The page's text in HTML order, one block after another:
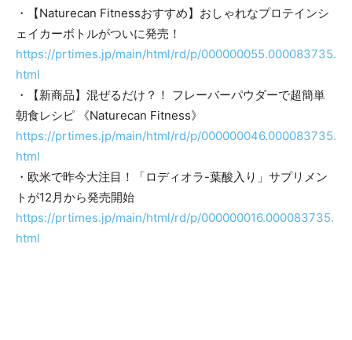
・【Naturecan Fitnessおすすめ】おしゃれなプロテインシ
ェイカーボトルがついに発売！
https://prtimes.jp/main/html/rd/p/000000055.000083735.
html
・【新商品】混ぜるだけ？！ フレーバーパウダーで超簡単
朝食レシピ 《Naturecan Fitness》
https://prtimes.jp/main/html/rd/p/000000046.000083735.
html
​​・欧米で昨今大注目！「ロディオラ-葉酸入り」サプリメン
トが12月から発売開始
https://prtimes.jp/main/html/rd/p/000000016.000083735.
html